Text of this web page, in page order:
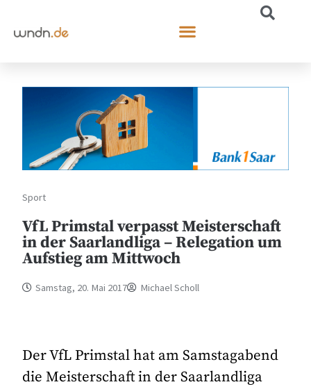
Sport
VfL Primstal verpasst Meisterschaft
in der Saarlandliga – Relegation um
Aufstieg am Mittwoch
Samstag, 20. Mai 2017 Michael Scholl
Der VfL Primstal hat am Samstagabend
die Meisterschaft in der Saarlandliga